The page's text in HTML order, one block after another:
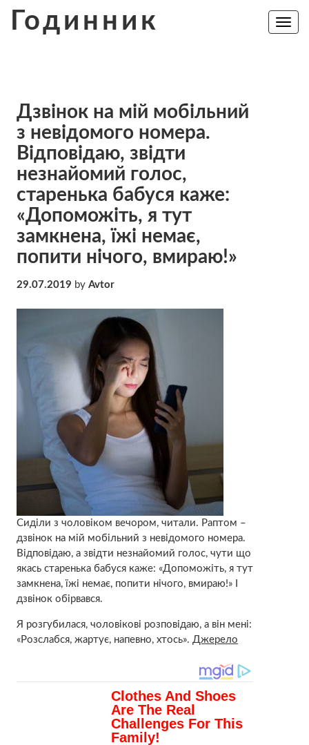
Годинник
Toggle
Дзвінок на мій мобільний
з невідомого номера.
Відповідаю, звідти
незнайомий голос,
старенька бабуся каже:
«Допоможіть, я тут
замкнена, їжі немає,
попити нічого, вмиpaю!»
29.07.2019 by Avtor
Сиділи з чоловіком вечором, читали. Раптом –
дзвінок на мій мобільний з невідомого номера.
Відповідаю, а звідти незнайомий голос, чути що
якась старенька бабуся каже: «Допоможіть, я тут
замкнена, їжі немає, попити нічого, вмиpaю!» І
дзвінок обірвався.
Я розгубилася, чоловікові розповідаю, а він мені:
«Розслабся, жартує, напевно, хтось». Джерело